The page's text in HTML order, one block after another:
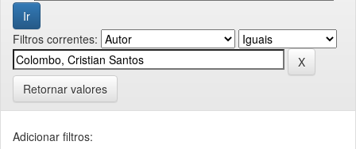
Filtros correntes:
Retornar valores
Adicionar filtros: